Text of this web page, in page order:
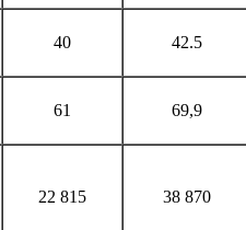
40 42.5
61 69,9
22 815 38 870